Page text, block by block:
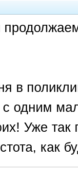
в
с одним
Уже так
как